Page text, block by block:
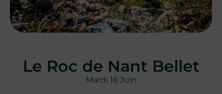
Le Roc de Nant Bellet
Mardi 16 Juin